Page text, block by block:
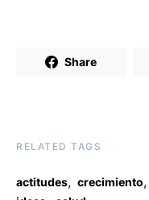
Share
RELATED TAGS
actitudes, crecimiento,